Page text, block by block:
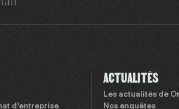
d’entreprise
ACTUALITÉS
Les actualités de
Nos enquêtes